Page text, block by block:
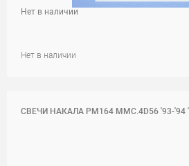
Нет в наличии
Нет в наличии
СВЕЧИ НАКАЛА PM164 MMC.4D56 '93-'94